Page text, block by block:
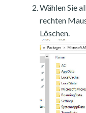
Wählen Sie
rechten
Löschen.